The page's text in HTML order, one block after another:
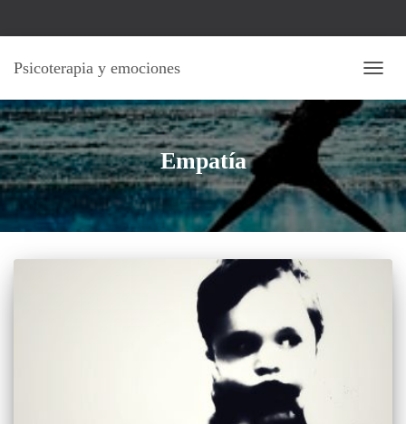
Psicoterapia y emociones
MODO
DE
Empatía